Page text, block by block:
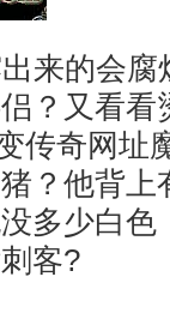
来的会
？又看看
传奇网址
？他背上
多少白色
客?